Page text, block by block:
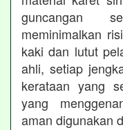
guncangan
meminimalkan
kaki dan lutut
ahli, setiap
kerataan yang
yang
aman digunakan